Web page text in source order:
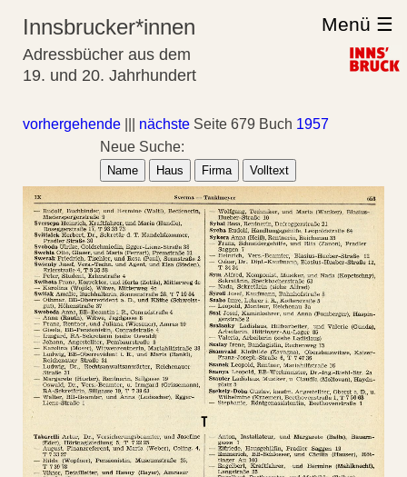
Innsbrucker*innen
Adressbücher aus dem
19. und 20. Jahrhundert
Menü ☰
vorhergehende nächste Seite 679 Buch 1957
Neue Suche:
Name Haus Firma Volltext